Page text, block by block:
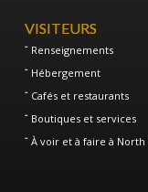
VISITEURS
Renseignements
Hébergement
Cafés et restaurants
Boutiques et services
À voir et à faire à North